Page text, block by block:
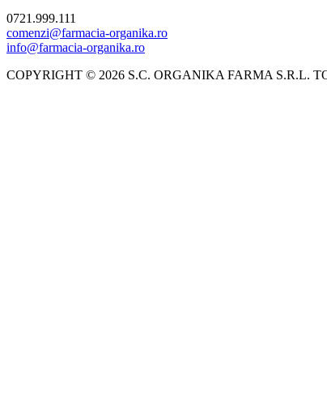
0721.999.111
comenzi@farmacia-organika.ro
info@farmacia-organika.ro
COPYRIGHT © 2026 S.C. ORGANIKA FARMA S.R.L.